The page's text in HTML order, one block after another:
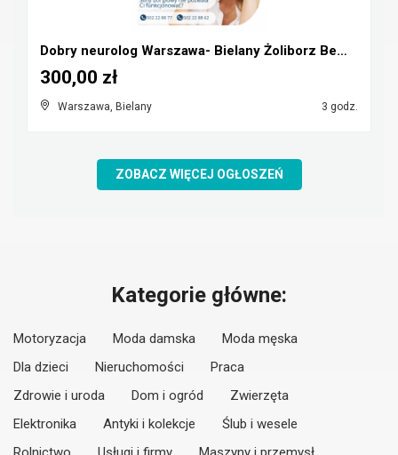
Dobry neurolog Warszawa- Bielany Żoliborz Bemowo W...
Warszawa, Bielany 3 godz.
300,00 zł
ZOBACZ WIĘCEJ OGŁOSZEŃ
Kategorie główne:
Motoryzacja Moda damska
Moda męska
Dla dzieci
Nieruchomości
Praca
Zdrowie i uroda
Dom i ogród
Zwierzęta
Elektronika
Antyki i kolekcje
Ślub i wesele